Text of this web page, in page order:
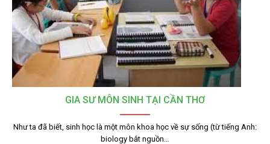
GIA SƯ MÔN SINH TẠI CẦN THƠ
Như ta đã biết, sinh học là một môn khoa học về sự sống (từ tiếng Anh:
biology bắt nguồn…